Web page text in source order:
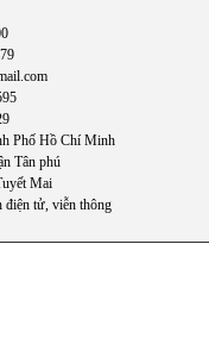
Phố Hồ Chí Minh
Tân phú
Mai
điện tử, viễn thông